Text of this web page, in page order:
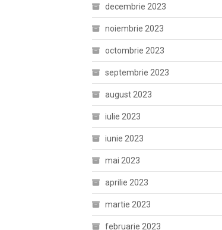
decembrie 2023
noiembrie 2023
octombrie 2023
septembrie 2023
august 2023
iulie 2023
iunie 2023
mai 2023
aprilie 2023
martie 2023
februarie 2023